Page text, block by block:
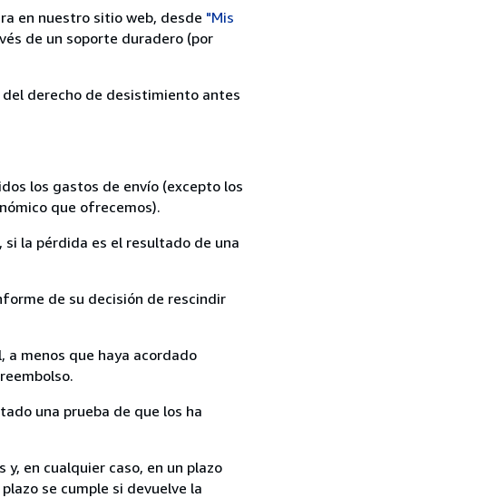
en nuestro sitio web, desde "Mis
de un soporte duradero (por
derecho de desistimiento antes
los gastos de envío (excepto los
que ofrecemos).
la pérdida es el resultado de una
de su decisión de rescindir
menos que haya acordado
una prueba de que los ha
y, en cualquier caso, en un plazo
se cumple si devuelve la